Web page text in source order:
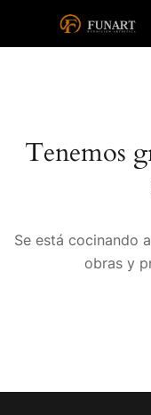
Tenemos
Se está cocinando
obras y